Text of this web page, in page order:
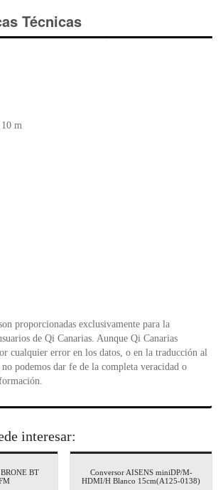
er s
A
ri
e
Técnicas
m
proporcionadas exclusivamente para la
de Qi Canarias. Aunque Qi Canarias
cualquier error en los datos, o en la traducción al
podemos dar fe de la completa veracidad o
interesar:
BT
Conversor AISENS miniDP/M-
HDMI/H Blanco 15cm(A125-0138)